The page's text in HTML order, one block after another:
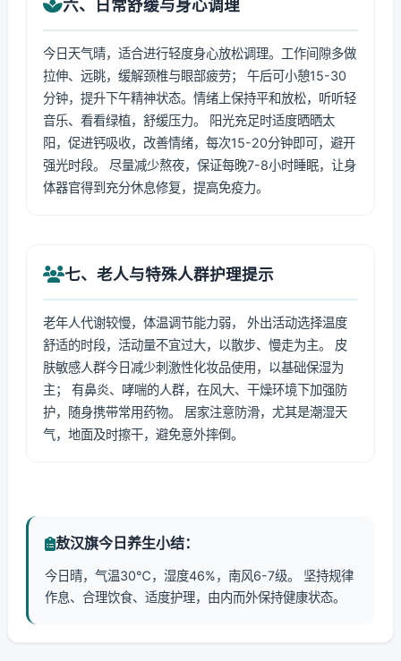
六、日常舒缓与身心调理
今日天气晴，适合进行轻度身心放松调理。工作间隙多做
拉伸、远眺，缓解颈椎与眼部疲劳； 午后可小憩15-30
分钟，提升下午精神状态。情绪上保持平和放松，听听轻
音乐、看看绿植，舒缓压力。 阳光充足时适度晒晒太
阳，促进钙吸收，改善情绪，每次15-20分钟即可，避开
强光时段。 尽量减少熬夜，保证每晚7-8小时睡眠，让身
体器官得到充分休息修复，提高免疫力。
七、老人与特殊人群护理提示
老年人代谢较慢，体温调节能力弱， 外出活动选择温度
舒适的时段，活动量不宜过大，以散步、慢走为主。 皮
肤敏感人群今日减少刺激性化妆品使用，以基础保湿为
主； 有鼻炎、哮喘的人群，在风大、干燥环境下加强防
护，随身携带常用药物。 居家注意防滑，尤其是潮湿天
气，地面及时擦干，避免意外摔倒。
敖汉旗今日养生小结：
今日晴，气温30℃，湿度46%，南风6-7级。 坚持规律
作息、合理饮食、适度护理，由内而外保持健康状态。